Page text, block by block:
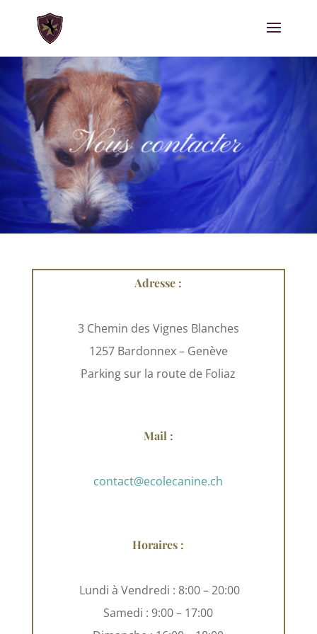
Adresse :
3 Chemin des Vignes Blanches
1257 Bardonnex – Genève
Parking sur la route de Foliaz
Mail :
contact@ecolecanine.ch
Horaires :
Lundi à Vendredi : 8:00 – 20:00
Samedi : 9:00 – 17:00